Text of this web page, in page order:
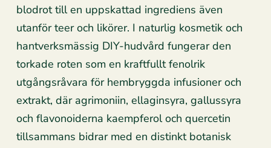
blodrot till en uppskattad ingrediens även
utanför teer och likörer. I naturlig kosmetik och
hantverksmässig DIY-hudvård fungerar den
torkade roten som en kraftfullt fenolrik
utgångsråvara för hembryggda infusioner och
extrakt, där agrimoniin, ellaginsyra, gallussyra
och flavonoiderna kaempferol och quercetin
tillsammans bidrar med en distinkt botanisk